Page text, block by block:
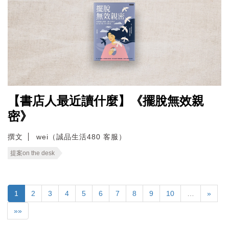
【書店人最近讀什麼】《擺脫無效親
密》
撰文 wei（誠品生活480 客服）
提案on the desk
1 2 3 4 5 6 7 8 9 10 »
»»